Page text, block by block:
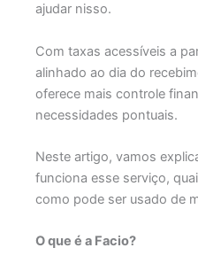
ajudar nisso.
Com taxas acessíveis a
alinhado ao dia do
oferece mais controle
necessidades pontuais.
Neste artigo, vamos
funciona esse serviço,
como pode ser usado de
O que é a Facio?